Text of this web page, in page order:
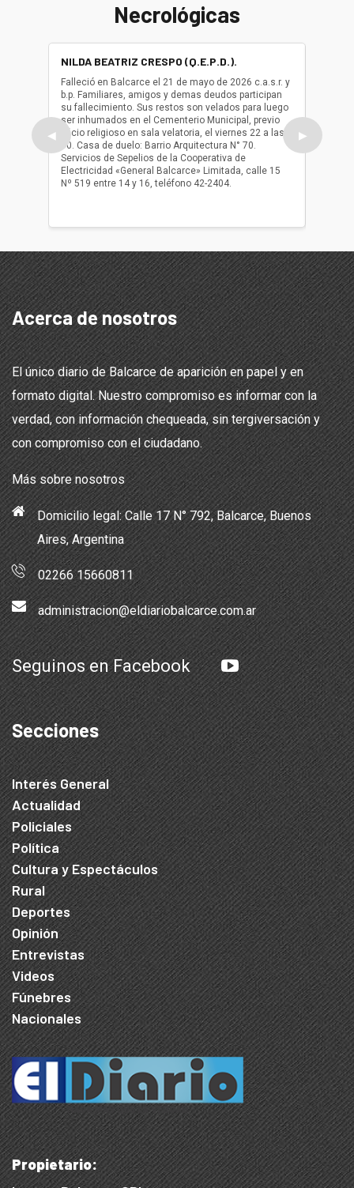
Necrológicas
◀
NILDA BEATRIZ CRESPO (Q.E.P.D.).
Falleció en Balcarce el 21 de mayo de 2026 c.a.s.r. y
b.p. Familiares, amigos y demas deudos participan
su fallecimiento. Sus restos son velados para luego
ser inhumados en el Cementerio Municipal, previo
oficio religioso en sala velatoria, el viernes 22 a las
10. Casa de duelo: Barrio Arquitectura N° 70.
Servicios de Sepelios de la Cooperativa de
Electricidad «General Balcarce» Limitada, calle 15
Nº 519 entre 14 y 16, teléfono 42-2404.
ser
oficio
▶
Acerca de nosotros
El único diario de Balcarce de aparición en papel y en
formato digital. Nuestro compromiso es informar con la
verdad, con información chequeada, sin tergiversación y
con compromiso con el ciudadano.
Más sobre nosotros
Domicilio legal: Calle 17 N° 792, Balcarce, Buenos
Aires, Argentina
02266 15660811
administracion@eldiariobalcarce.com.ar
Seguinos en Facebook
Secciones
Interés General
Actualidad
Policiales
Política
Cultura y Espectáculos
Rural
Deportes
Opinión
Entrevistas
Videos
Fúnebres
Nacionales
Propietario: